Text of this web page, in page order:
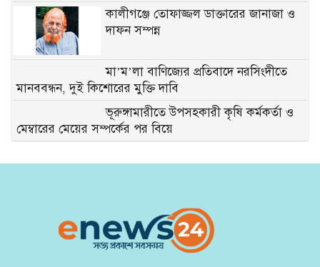
কালীগঞ্জে তোফাজ্জল ডাক্তারের জানাজা ও
দাফন সম্পন্ন
মা’ম’লা বাণিজ্যের প্রতিবাদে নরসিংদীতে
মানববন্ধন, দুই কিশোরের মুক্তি দাবি
ভূরুঙ্গামারীতে উপসহকারী কৃষি কর্মকর্তা ও
মেম্বারের মেয়ের সম্পর্কের পর বিয়ে
রাঙামাটিতে পাহাড় ধস ও বন্যায় ক্ষতিগ্রস্ত
পরিবারকে জেলা পরিষদের খাদ্য সহায়তা